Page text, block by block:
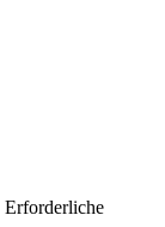
Erforderliche